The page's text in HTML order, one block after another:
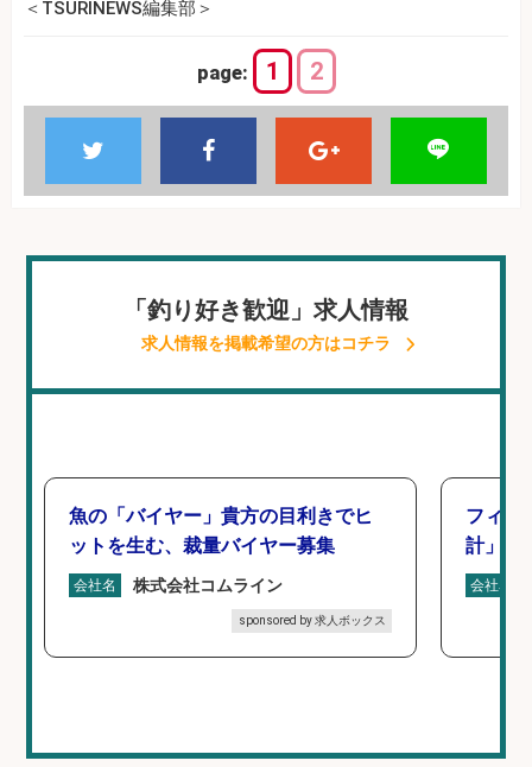
＜TSURINEWS編集部＞
page: 1 2
「釣り好き歓迎」求人情報
求人情報を掲載希望の方はコチラ
魚の「バイヤー」貴方の目利きでヒ
ットを生む、裁量バイヤー募集
会社名 株式会社コムライン
sponsored by 求人ボックス
フィッ
計」
会社名